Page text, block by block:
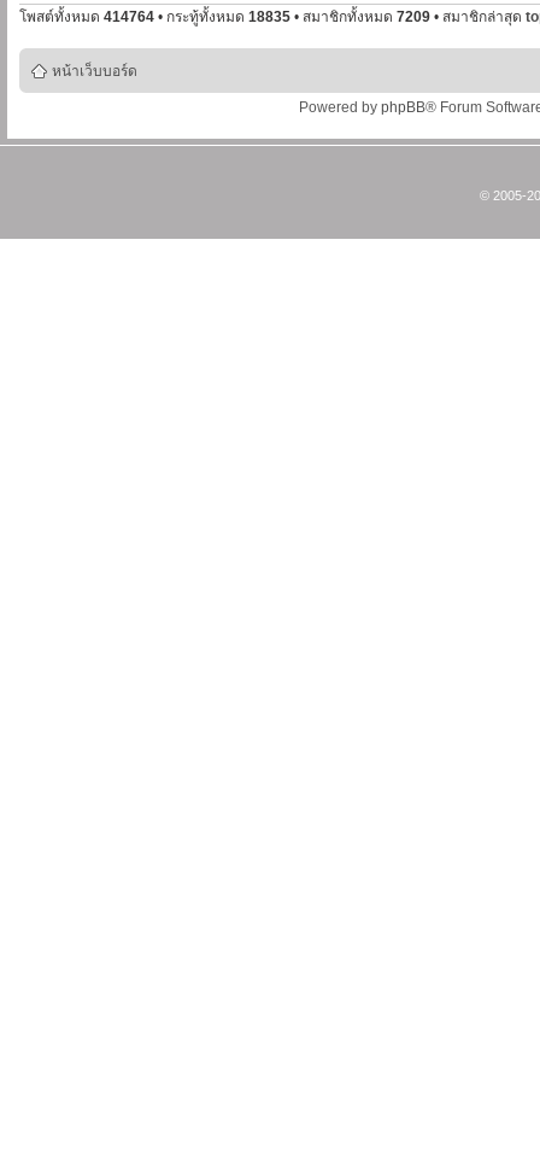
โพสต์ทั้งหมด 414764 • กระทู้ทั้งหมด 18835 • สมาชิกทั้งหมด 7209 • สมาชิกล่าสุด
หน้าเว็บบอร์ด
Powered by phpBB® Forum
© 2005-